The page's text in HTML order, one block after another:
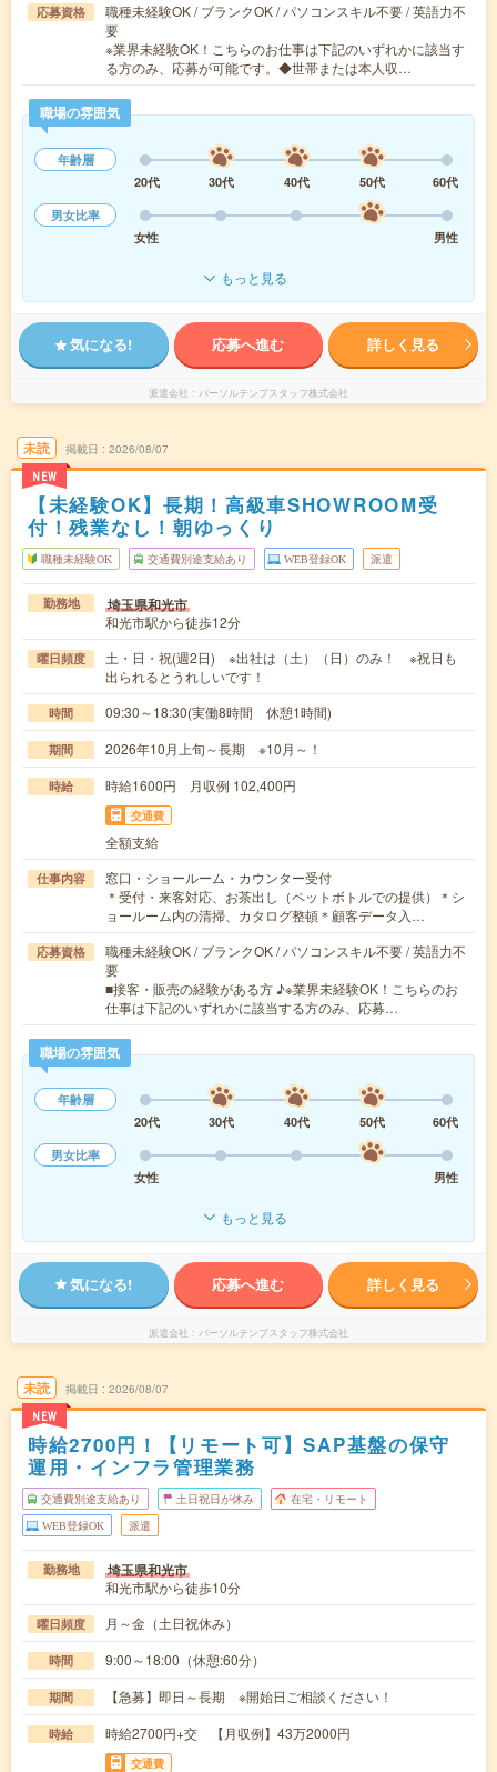
応募資格
職種未経験OK / ブランクOK / パソコンスキル不要 / 英語力不
要
※業界未経験OK！こちらのお仕事は下記のいずれかに該当す
る方のみ、応募が可能です。◆世帯または本人収…
職場の雰囲気
年齢層
20代
30代 40代 50代
60代
男女比率
女性
男性
もっと見る
気になる! 応募へ進む 詳しく見る
派遣会社 パーソルテンプスタッフ株式会社
未読
NEW
掲載日 2026/08/07
【未経験OK】長期！高級車SHOWROOM受
付！残業なし！朝ゆっくり
職種未経験OK 交通費別途支給あり WEB登録OK 派遣
勤務地 埼玉県和光市
和光市駅から徒歩12分
曜日頻度
土・日・祝(週2日) ※出社は（土）（日）のみ！ ※祝日も
出られるとうれしいです！
時間 09:30～18:30(実働8時間 休憩1時間)
期間 2026年10月上旬～長期 ※10月～！
時給 時給1600円 月収例 102,400円
交通費
全額支給
仕事内容
窓口・ショールーム・カウンター受付
＊受付・来客対応、お茶出し（ペットボトルでの提供）＊シ
ョールーム内の清掃、カタログ整頓＊顧客データ入…
応募資格
職種未経験OK / ブランクOK / パソコンスキル不要 / 英語力不
要
■接客・販売の経験がある方 ♪※業界未経験OK！こちらのお
仕事は下記のいずれかに該当する方のみ、応募…
職場の雰囲気
年齢層
20代
30代 40代 50代
60代
男女比率
女性
男性
もっと見る
気になる! 応募へ進む 詳しく見る
派遣会社 パーソルテンプスタッフ株式会社
未読
NEW
掲載日 2026/08/07
時給2700円！【リモート可】SAP基盤の保守
運用・インフラ管理業務
交通費別途支給あり 土日祝日が休み 在宅・リモート
WEB登録OK 派遣
勤務地 埼玉県和光市
和光市駅から徒歩10分
曜日頻度 月～金（土日祝休み）
時間 9:00～18:00（休憩:60分）
期間 【急募】即日～長期 ※開始日ご相談ください！
時給 時給2700円+交 【月収例】43万2000円
交通費